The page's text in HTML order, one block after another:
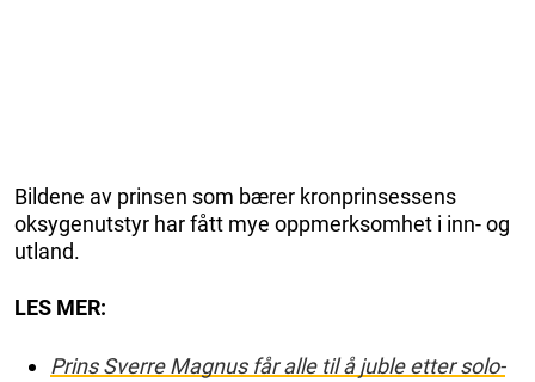
Bildene av prinsen som bærer kronprinsessens
oksygenutstyr har fått mye oppmerksomhet i inn- og
utland.
LES MER:
Prins Sverre Magnus får alle til å juble etter solo-